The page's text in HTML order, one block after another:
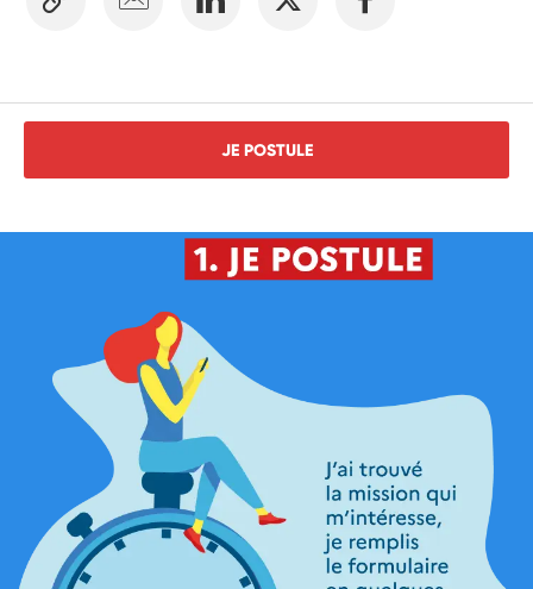
JE POSTULE